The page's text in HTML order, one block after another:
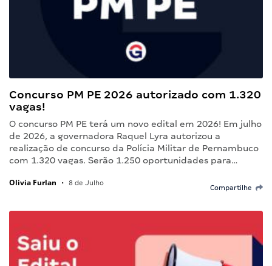
Concurso PM PE 2026 autorizado com 1.320
vagas!
O concurso PM PE terá um novo edital em 2026! Em julho
de 2026, a governadora Raquel Lyra autorizou a
realização de concurso da Polícia Militar de Pernambuco
com 1.320 vagas. Serão 1.250 oportunidades para…
Olivia Furlan • 8 de Julho
Compartilhe